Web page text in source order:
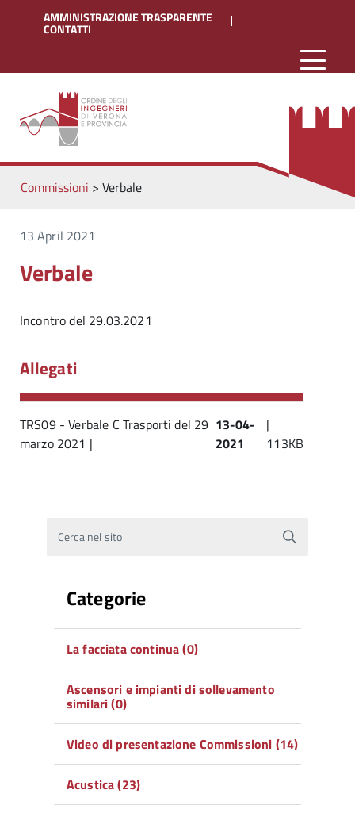
AMMINISTRAZIONE TRASPARENTE
CONTATTI
Commissioni > Verbale
13 April 2021
Verbale
Incontro del 29.03.2021
Allegati
TRS09 - Verbale C Trasporti del 29
marzo 2021 |
13-04-
2021
|
113KB
Cerca nel sito
Categorie
La facciata continua (0)
Ascensori e impianti di sollevamento
similari (0)
Video di presentazione Commissioni (14)
Acustica (23)